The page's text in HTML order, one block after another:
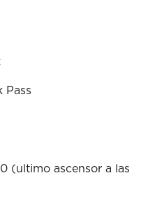
Pass
(ultimo ascensor a las